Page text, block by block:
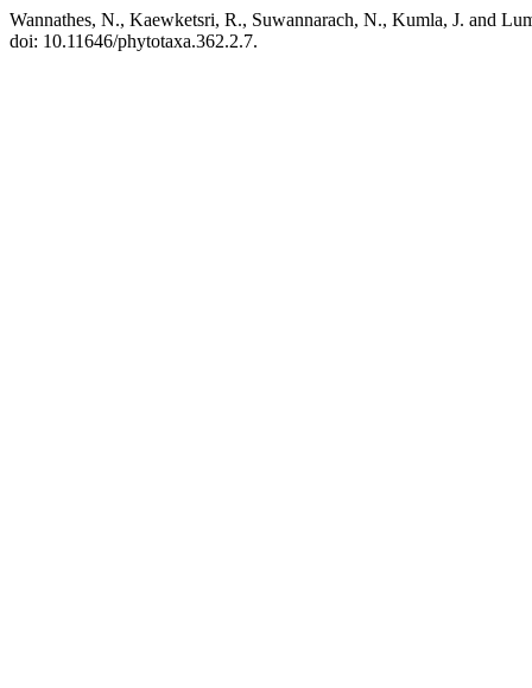
Wannathes, N., Kaewketsri, R., Suwannarach, N., Kumla, J. and
doi: 10.11646/phytotaxa.362.2.7.